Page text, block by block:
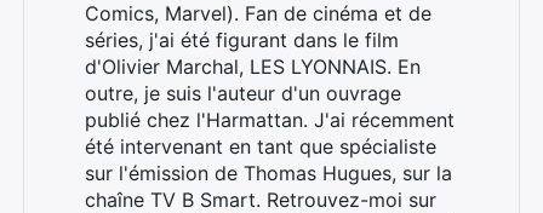
Comics, Marvel). Fan de cinéma et de
séries, j'ai été figurant dans le film
d'Olivier Marchal, LES LYONNAIS. En
outre, je suis l'auteur d'un ouvrage
publié chez l'Harmattan. J'ai récemment
été intervenant en tant que spécialiste
sur l'émission de Thomas Hugues, sur la
chaîne TV B Smart. Retrouvez-moi sur
Rechercher
: